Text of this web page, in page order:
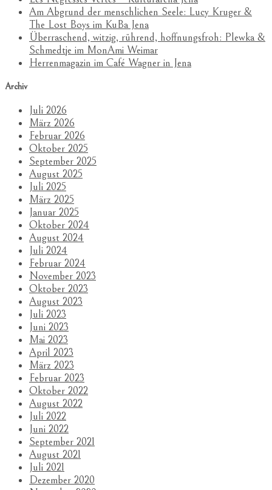
Am Abgrund der menschlichen Seele: Lucy Kruger &
The Lost Boys im KuBa Jena
Überraschend, witzig, rührend, hoffnungsfroh: Plewka &
Schmedtje im MonAmi Weimar
Herrenmagazin im Café Wagner in Jena
Archiv
Juli 2026
März 2026
Februar 2026
Oktober 2025
September 2025
August 2025
Juli 2025
März 2025
Januar 2025
Oktober 2024
August 2024
Juli 2024
Februar 2024
November 2023
Oktober 2023
August 2023
Juli 2023
Juni 2023
Mai 2023
April 2023
März 2023
Februar 2023
Oktober 2022
August 2022
Juli 2022
Juni 2022
September 2021
August 2021
Juli 2021
Dezember 2020